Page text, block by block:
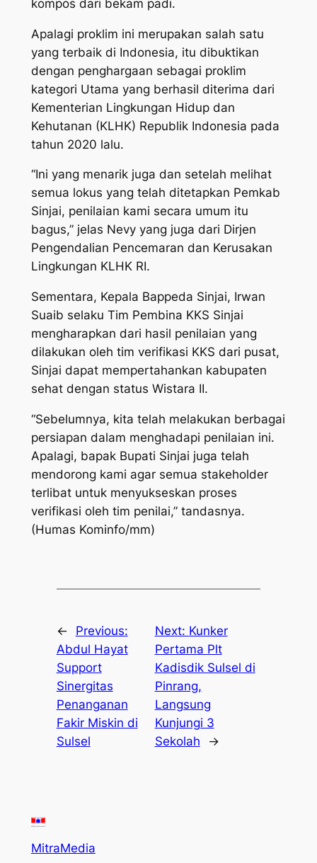
kompos dari bekam padi.
Apalagi proklim ini merupakan salah satu
yang terbaik di Indonesia, itu dibuktikan
dengan penghargaan sebagai proklim
kategori Utama yang berhasil diterima dari
Kementerian Lingkungan Hidup dan
Kehutanan (KLHK) Republik Indonesia pada
tahun 2020 lalu.
“Ini yang menarik juga dan setelah melihat
semua lokus yang telah ditetapkan Pemkab
Sinjai, penilaian kami secara umum itu
bagus,” jelas Nevy yang juga dari Dirjen
Pengendalian Pencemaran dan Kerusakan
Lingkungan KLHK RI.
Sementara, Kepala Bappeda Sinjai, Irwan
Suaib selaku Tim Pembina KKS Sinjai
mengharapkan dari hasil penilaian yang
dilakukan oleh tim verifikasi KKS dari pusat,
Sinjai dapat mempertahankan kabupaten
sehat dengan status Wistara II.
“Sebelumnya, kita telah melakukan berbagai
persiapan dalam menghadapi penilaian ini.
Apalagi, bapak Bupati Sinjai juga telah
mendorong kami agar semua stakeholder
terlibat untuk menyukseskan proses
verifikasi oleh tim penilai,” tandasnya.
(Humas Kominfo/mm)
←
Previous:
Abdul Hayat
Support
Sinergitas
Penanganan
Fakir Miskin di
Sulsel
Next: Kunker
Pertama Plt
Kadisdik Sulsel di
Pinrang,
Langsung
Kunjungi 3
Sekolah
→
MitraMedia